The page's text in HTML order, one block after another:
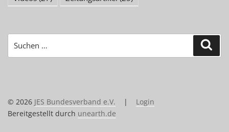
nach:
© 2026 JES Bundesverband e.V. | Login
Bereitgestellt durch unearth.de